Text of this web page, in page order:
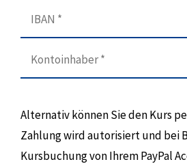
Alternativ können Sie den Kurs
Zahlung wird autorisiert und bei
Kursbuchung von Ihrem PayPal